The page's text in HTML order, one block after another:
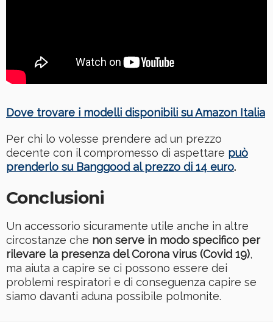
Dove trovare i modelli disponibili su Amazon Italia
Per chi lo volesse prendere ad un prezzo
decente con il compromesso di aspettare può
prenderlo su Banggood al prezzo di 14 euro.
Conclusioni
Un accessorio sicuramente utile anche in altre
circostanze che non serve in modo specifico per
rilevare la presenza del Corona virus (Covid 19),
ma aiuta a capire se ci possono essere dei
problemi respiratori e di conseguenza capire se
siamo davanti aduna possibile polmonite.